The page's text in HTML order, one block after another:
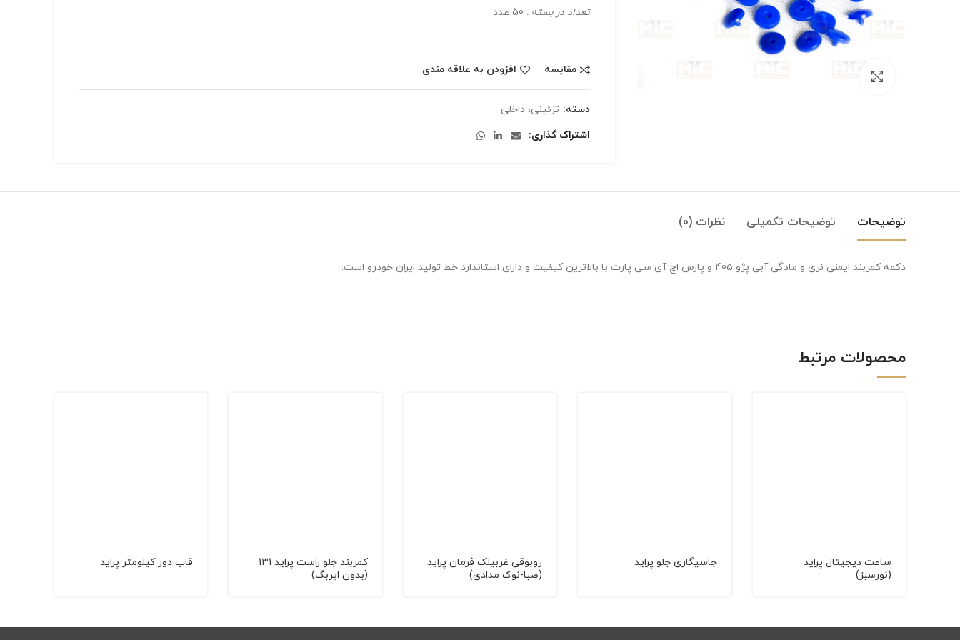
تعداد در بسته :
مقایسه افزودن به علاقه مندی
دسته: تزئینی، داخلی
اشتراک گذاری
توضیحات توضیحات تکمیلی نظرات (0)
دکمه کمربند ایمنی نری و مادگی آبی پژو 405 و پارس اچ آی سی پارت با بالاترین کیفیت و دارای استاندارد خط تولید ایران خودرو است.
محصولات مرتبط
ساعت دیجیتال پراید
(نورسبز)
جاسیگاری جلو پراید
روبوقی غربیلک فرمان پراید
(صبا-نوک مدادی)
کمربند جلو راست پراید 131
(بدون ایربگ)
قاب دور كیلومتر پراید
linkedin